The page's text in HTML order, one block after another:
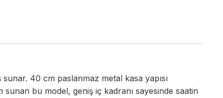
40 cm paslanmaz metal kasa yapısı
bu model, geniş iç kadranı sayesinde saatin